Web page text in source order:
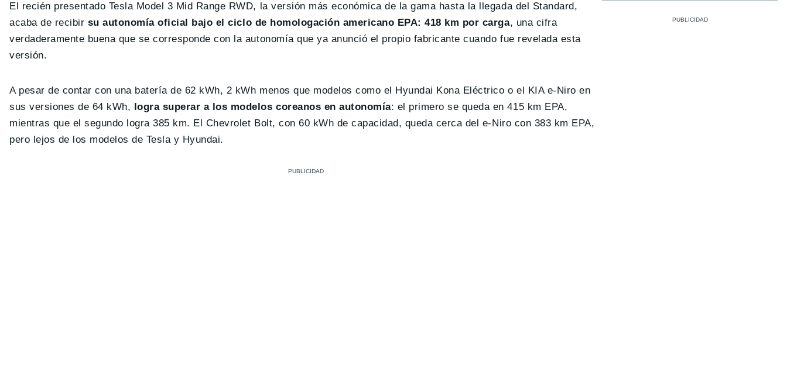
El recién presentado Tesla Model 3 Mid Range RWD, la versión más económica de la gama hasta la llegada del Standard,
acaba de recibir su autonomía oficial bajo el ciclo de homologación americano EPA: 418 km por carga, una cifra
verdaderamente buena que se corresponde con la autonomía que ya anunció el propio fabricante cuando fue revelada esta
versión.
A pesar de contar con una batería de 62 kWh, 2 kWh menos que modelos como el Hyundai Kona Eléctrico o el KIA e-Niro en
sus versiones de 64 kWh,
logra superar a los modelos coreanos en autonomía: el primero se queda en 415 km EPA,
mientras que el segundo logra 385 km. El Chevrolet Bolt, con 60 kWh de capacidad, queda cerca del e-Niro con 383 km EPA,
pero lejos de los modelos de Tesla y Hyundai.